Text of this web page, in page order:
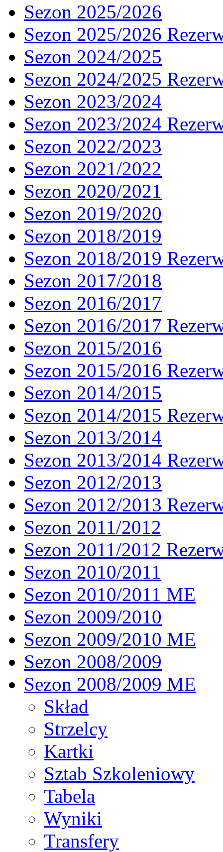
Sezon 2025/2026
Sezon 2025/2026
Sezon 2024/2025
Sezon 2024/2025
Sezon 2023/2024
Sezon 2023/2024
Sezon 2022/2023
Sezon 2021/2022
Sezon 2020/2021
Sezon 2019/2020
Sezon 2018/2019
Sezon 2018/2019
Sezon 2017/2018
Sezon 2016/2017
Sezon 2016/2017
Sezon 2015/2016
Sezon 2015/2016
Sezon 2014/2015
Sezon 2014/2015
Sezon 2013/2014
Sezon 2013/2014
Sezon 2012/2013
Sezon 2012/2013
Sezon 2011/2012
Sezon 2011/2012
Sezon 2010/2011
Sezon 2010/2011 ME
Sezon 2009/2010
Sezon 2009/2010 ME
Sezon 2008/2009
Sezon 2008/2009 ME
Skład
Strzelcy
Kartki
Sztab Szkoleniowy
Tabela
Wyniki
Transfery